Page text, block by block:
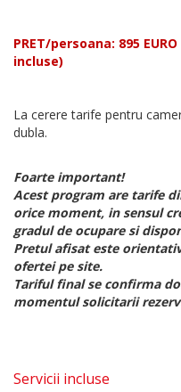
PRET/persoana: 895
incluse)
La cerere tarife pentru
dubla.
Foarte important!
Acest program are tarife
orice moment, in sensul
gradul de ocupare si
Pretul afisat este
ofertei pe site.
Tariful final se confirma
momentul solicitarii
Servicii incluse